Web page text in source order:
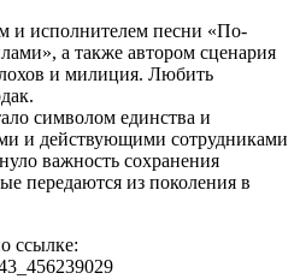
и исполнителем песни «По-
а также автором сценария
и милиция. Любить
символом единства и
и действующими сотрудниками
важность сохранения
передаются из поколения в
ссылке: